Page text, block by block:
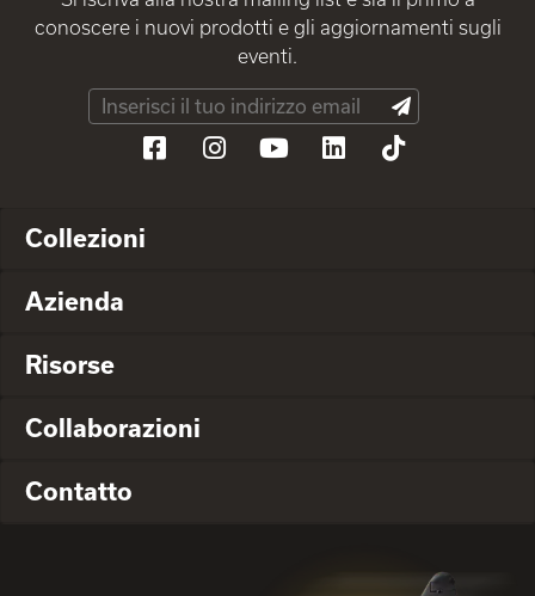
conoscere i nuovi prodotti e gli aggiornamenti sugli
eventi.
Collezioni
Azienda
Risorse
Collaborazioni
Contatto